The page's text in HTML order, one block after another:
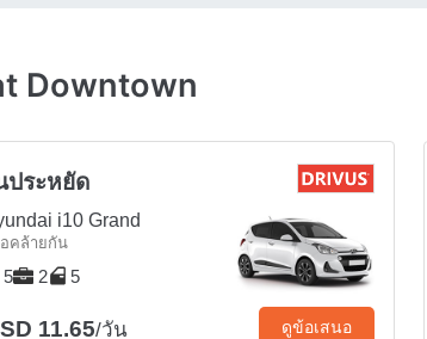
Downtown
ประหยัด
i10 Grand
คล้ายกัน
5 2 5
11.65/วัน ดูข้อเสนอ